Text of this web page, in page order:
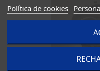
Política de cookies